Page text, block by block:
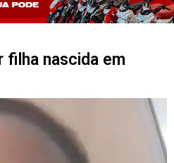
filha nascida em